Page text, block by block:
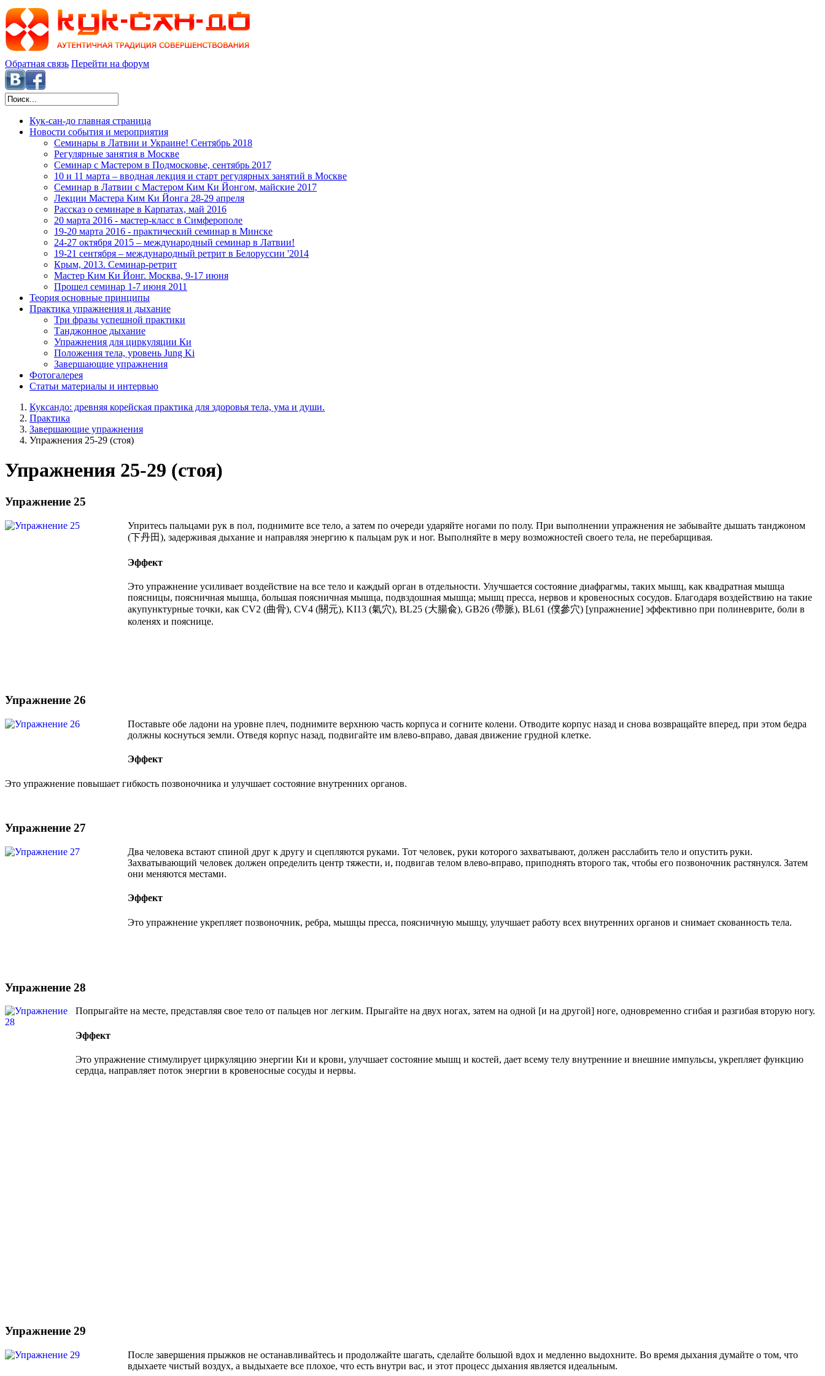
Обратная связь Перейти на форум
Кук-сан-до главная страница
Новости события и мероприятия
Семинары в Латвии и Украине! Сентябрь 2018
Регулярные занятия в Москве
Семинар с Мастером в Подмосковье, сентябрь 2017
10 и 11 марта – вводная лекция и старт регулярных занятий в Москве
Семинар в Латвии с Мастером Ким Ки Йонгом, майские 2017
Лекции Мастера Ким Ки Йонга 28-29 апреля
Рассказ о семинаре в Карпатах, май 2016
20 марта 2016 - мастер-класс в Симферополе
19-20 марта 2016 - практический семинар в Минске
24-27 октября 2015 – международный семинар в Латвии!
19-21 сентября – международный ретрит в Белоруссии '2014
Крым, 2013. Семинар-ретрит
Мастер Ким Ки Йонг. Москва, 9-17 июня
Прошел семинар 1-7 июня 2011
Теория основные принципы
Практика упражнения и дыхание
Три фразы успешной практики
Танджонное дыхание
Упражнения для циркуляции Ки
Положения тела, уровень Jung Ki
Завершающие упражнения
Фотогалерея
Статьи материалы и интервью
Куксандо: древняя корейская практика для здоровья тела, ума и души.
Практика
Завершающие упражнения
Упражнения 25-29 (стоя)
Упражнения 25-29 (стоя)
Упражнение 25
Упритесь пальцами рук в пол, поднимите все тело, а затем по очереди ударяйте ногами по полу. При выполнении упражнения не забывайте дышать танджоном
(下丹田), задерживая дыхание и направляя энергию к пальцам рук и ног. Выполняйте в меру возможностей своего тела, не перебарщивая.
Эффект
Это упражнение усиливает воздействие на все тело и каждый орган в отдельности. Улучшается состояние диафрагмы, таких мышц, как квадратная мышца
поясницы, поясничная мышца, большая поясничная мышца, подвздошная мышца; мышц пресса, нервов и кровеносных сосудов. Благодаря воздействию на такие
акупунктурные точки, как CV2 (曲骨), CV4 (關元), KI13 (氣穴), BL25 (大腸兪), GB26 (帶脈), BL61 (僕參穴) [упражнение] эффективно при полиневрите, боли в
коленях и пояснице.
Упражнение 26
Поставьте обе ладони на уровне плеч, поднимите верхнюю часть корпуса и согните колени. Отводите корпус назад и снова возвращайте вперед, при этом бедра
должны коснуться земли. Отведя корпус назад, подвигайте им влево-вправо, давая движение грудной клетке.
Эффект
Это упражнение повышает гибкость позвоночника и улучшает состояние внутренних органов.
Упражнение 27
Два человека встают спиной друг к другу и сцепляются руками. Тот человек, руки которого захватывают, должен расслабить тело и опустить руки.
Захватывающий человек должен определить центр тяжести, и, подвигав телом влево-вправо, приподнять второго так, чтобы его позвоночник растянулся. Затем
они меняются местами.
Эффект
Это упражнение укрепляет позвоночник, ребра, мышцы пресса, поясничную мышцу, улучшает работу всех внутренних органов и снимает скованность тела.
Упражнение 28
Попрыгайте на месте, представляя свое тело от пальцев ног легким. Прыгайте на двух ногах, затем на одной [и на другой] ноге, одновременно сгибая и разгибая вторую ногу.
Эффект
Это упражнение стимулирует циркуляцию энергии Ки и крови, улучшает состояние мышц и костей, дает всему телу внутренние и внешние импульсы, укрепляет функцию
сердца, направляет поток энергии в кровеносные сосуды и нервы.
Упражнение 29
После завершения прыжков не останавливайтесь и продолжайте шагать, сделайте большой вдох и медленно выдохните. Во время дыхания думайте о том, что
вдыхаете чистый воздух, а выдыхаете все плохое, что есть внутри вас, и этот процесс дыхания является идеальным.